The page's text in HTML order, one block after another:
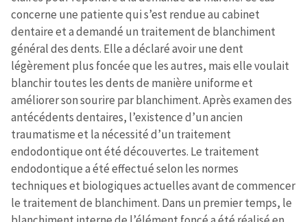
concerne une patiente qui s’est rendue au cabinet
dentaire et a demandé un traitement de blanchiment
général des dents. Elle a déclaré avoir une dent
légèrement plus foncée que les autres, mais elle voulait
blanchir toutes les dents de manière uniforme et
améliorer son sourire par blanchiment. Après examen des
antécédents dentaires, l’existence d’un ancien
traumatisme et la nécessité d’un traitement
endodontique ont été découvertes. Le traitement
endodontique a été effectué selon les normes
techniques et biologiques actuelles avant de commencer
le traitement de blanchiment. Dans un premier temps, le